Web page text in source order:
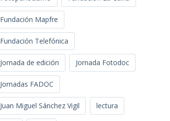
Fundación Mapfre
Fundación Telefónica
Jornada de edición Jornada Fotodoc
Jornadas FADOC
Juan Miguel Sánchez Vigil lectura